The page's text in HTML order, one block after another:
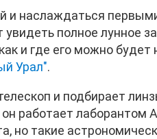
и наслаждаться
полное лунное
и где его можно
Урал".
и подбирает
работает лаборантом
но такие